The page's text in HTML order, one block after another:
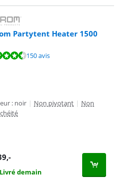
Partytent Heater 1500
sur 150 avis.150 avis
: noir | Non pivotant | Non
,-
Livré demain